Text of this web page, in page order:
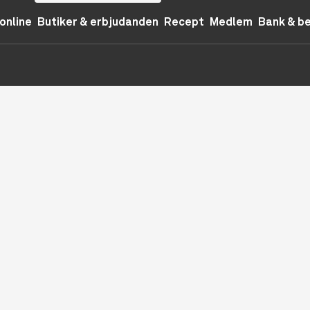
Butiker & erbjudanden Recept Medlem Bank &